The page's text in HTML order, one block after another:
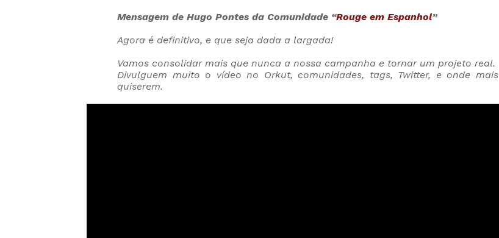
Mensagem de Hugo Pontes da Comunidade “Rouge em Espanhol”
Agora é definitivo, e que seja dada a largada!
Vamos consolidar mais que nunca a nossa campanha e tornar um projeto real.
Divulguem muito o vídeo no Orkut, comunidades, tags, Twitter, e onde mais
quiserem.